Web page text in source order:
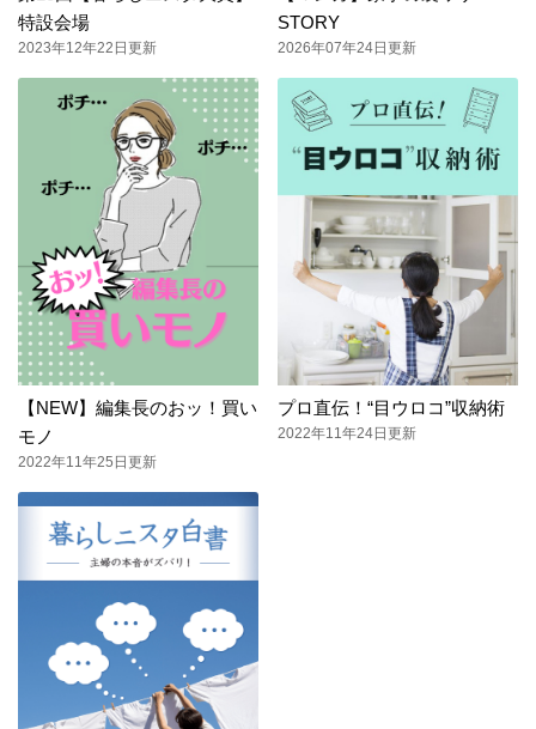
特設会場
2023年12年22日更新
STORY
2026年07年24日更新
【NEW】編集長のおッ！買い
モノ
2022年11年25日更新
プロ直伝！“目ウロコ”収納術
2022年11年24日更新